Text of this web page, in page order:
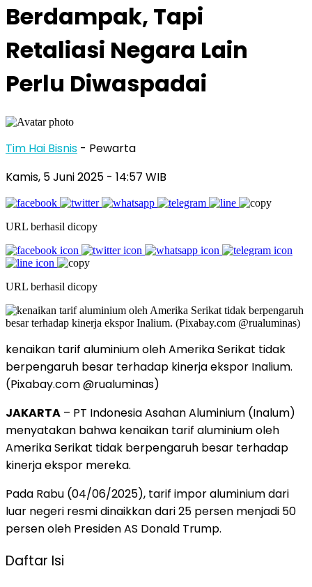
Berdampak, Tapi
Retaliasi Negara Lain
Perlu Diwaspadai
Tim Hai Bisnis - Pewarta
Kamis, 5 Juni 2025 - 14:57 WIB
URL berhasil dicopy
URL berhasil dicopy
kenaikan tarif aluminium oleh Amerika Serikat tidak
berpengaruh besar terhadap kinerja ekspor Inalium.
(Pixabay.com @rualuminas)
JAKARTA – PT Indonesia Asahan Aluminium (Inalum)
menyatakan bahwa kenaikan tarif aluminium oleh
Amerika Serikat tidak berpengaruh besar terhadap
kinerja ekspor mereka.
Pada Rabu (04/06/2025), tarif impor aluminium dari
luar negeri resmi dinaikkan dari 25 persen menjadi 50
persen oleh Presiden AS Donald Trump.
Daftar Isi